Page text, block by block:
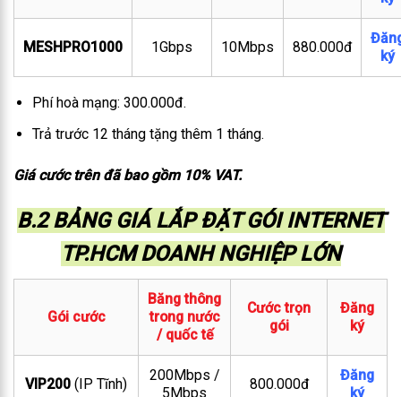
MESHPRO1000 1Gbps 10Mbps 880.000đ
ký
Phí hoà mạng: 300.000đ.
Trả trước 12 tháng tặng thêm 1 tháng.
Giá cước trên đã bao gồm 10% VAT.
B.2 BẢNG GIÁ LẮP ĐẶT GÓI INTERNET
TP.HCM DOANH NGHIỆP LỚN
Gói cước
Băng thông
trong nước
/ quốc tế
Cước trọn
gói
Đăng
ký
VIP200 (IP Tĩnh)
200Mbps /
5Mbps
800.000đ
Đăng
ký